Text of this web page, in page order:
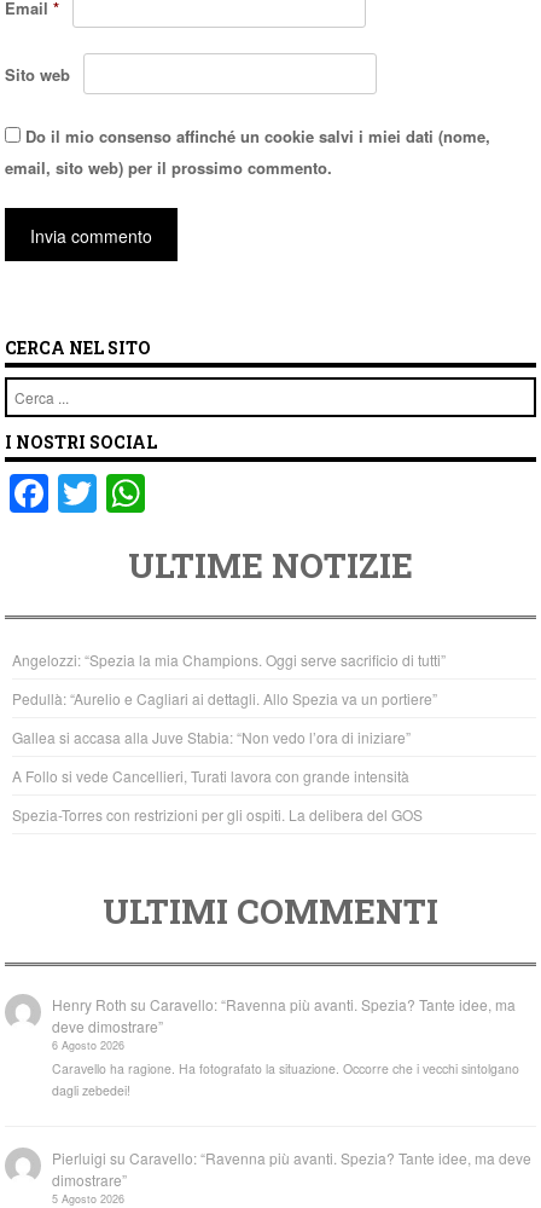
Email*
Sito web
Do il mio consenso affinché un cookie salvi i miei dati (nome,
email, sito web) per il prossimo commento.
CERCA NEL SITO
Cerca
I NOSTRI SOCIAL
F
a
e
b
o
o
k
T
wi
er
at
s
A
p
p
ULTIME NOTIZIE
Angelozzi: “Spezia la mia Champions. Oggi serve sacrificio di tutti”
Pedullà: “Aurelio e Cagliari ai dettagli. Allo Spezia va un portiere”
Gallea si accasa alla Juve Stabia: “Non vedo l’ora di iniziare”
A Follo si vede Cancellieri, Turati lavora con grande intensità
Spezia-Torres con restrizioni per gli ospiti. La delibera del GOS
ULTIMI COMMENTI
Henry Roth suCaravello: “Ravenna più avanti. Spezia? Tante idee, ma
deve dimostrare”
6 Agosto 2026
Caravello ha ragione. Ha fotografato la situazione. Occorre che i vecchi sintolgano
dagli zebedei!
Pierluigi suCaravello: “Ravenna più avanti. Spezia? Tante idee, ma deve
dimostrare”
5 Agosto 2026